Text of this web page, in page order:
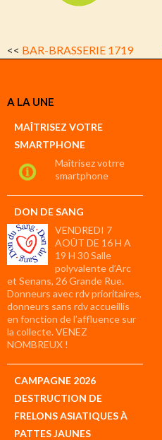
<< BAR-BRASSERIE 1719
A LA UNE
MAÎTRISEZ VOTRE
SMARTPHONE
Maîtrisez votrre
smartphone
DON DE SANG
VENDREDI 7
AOÛT DE 16 H A
19 H 30 Salle
polyvalente d’Arc
et Senans, 26 Grande Rue.
Donneurs avec rdv prioritaires,
donneurs sans rdv accueillis
en fonction de l’affluence sur
la collecte. VENEZ
NOMBREUX !
CAMPAGNE 2026
DESTRUCTION DE
FRELONS ASIATIQUES À
PATTES JAUNES